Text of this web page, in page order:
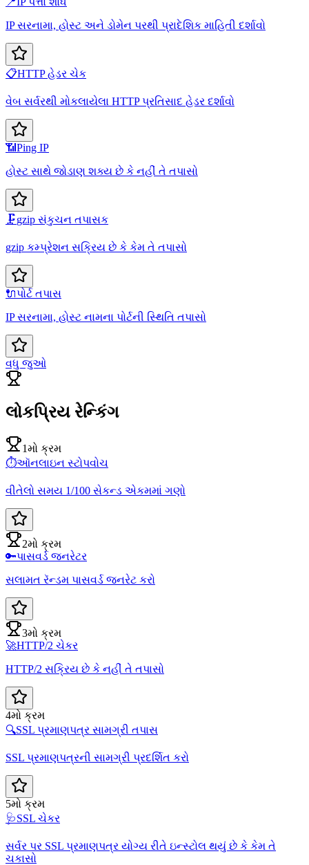
IP સરનામા, હોસ્ટ અને ડોમેન પરથી પ્રાદેશિક માહિતી દર્શાવો
📋HTTP હેડર ચેક
વેબ સર્વરથી મોકલાયેલા HTTP પ્રતિસાદ હેડર દર્શાવો
📶 Ping IP
હોસ્ટ સાથે જોડાણ શક્ય છે કે નહીં તે તપાસો
🗜️gzip સંકુચન તપાસક
gzip કમ્પ્રેશન સક્રિય છે કે કેમ તે તપાસો
🔌પોર્ટ તપાસ
IP સરનામા, હોસ્ટ નામના પોર્ટની સ્થિતિ તપાસો
વધુ જુઓ
લોકપ્રિય રેન્કિંગ
1મો ક્રમ
⏱️ઑનલાઇન સ્ટોપવોચ
વીતેલો સમય 1/100 સેકન્ડ એકમમાં ગણો
2મો ક્રમ
🔑પાસવર્ડ જનરેટર
સલામત રૅન્ડમ પાસવર્ડ જનરેટ કરો
3મો ક્રમ
🚀HTTP/2 ચેકર
HTTP/2 સક્રિય છે કે નહીં તે તપાસો
4મો ક્રમ
🔍SSL પ્રમાણપત્ર સામગ્રી તપાસ
SSL પ્રમાણપત્રની સામગ્રી પ્રદર્શિત કરો
5મો ક્રમ
🩺SSL ચેકર
સર્વર પર SSL પ્રમાણપત્ર યોગ્ય રીતે ઇન્સ્ટોલ થયું છે કે કેમ તે
ચકાસો